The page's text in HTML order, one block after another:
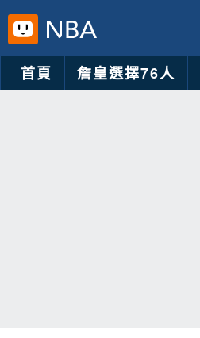
首頁 詹皇選擇76人